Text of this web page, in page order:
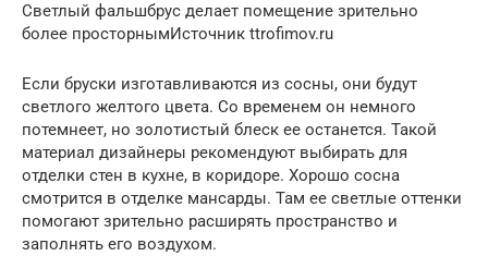
Светлый фальшбрус делает помещение зрительно
более просторнымИсточник ttrofimov.ru
Если бруски изготавливаются из сосны, они будут
светлого желтого цвета. Со временем он немного
потемнеет, но золотистый блеск ее останется. Такой
материал дизайнеры рекомендуют выбирать для
отделки стен в кухне, в коридоре. Хорошо сосна
смотрится в отделке мансарды. Там ее светлые оттенки
помогают зрительно расширять пространство и
заполнять его воздухом.